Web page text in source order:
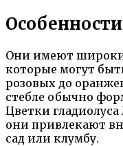
Они имеют
которые могут
розовых до
стебле обычно
Цветки
они привлекают
сад или клумбу.